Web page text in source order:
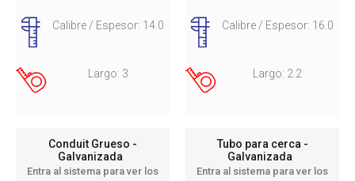
Calibre / Espesor: 14.0
Largo: 3
Conduit Grueso -
Galvanizada
Entra al sistema para ver los
Calibre / Espesor: 16.0
Largo: 2.2
Tubo para cerca -
Galvanizada
Entra al sistema para ver los